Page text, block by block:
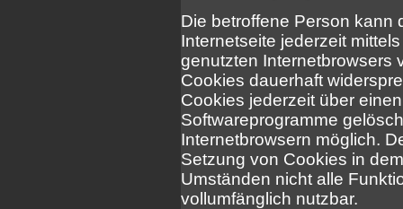
Die betroffene Person kann
Internetseite jederzeit
genutzten Internetbrowsers
Cookies dauerhaft
Cookies jederzeit über
Softwareprogramme
Internetbrowsern möglich.
Setzung von Cookies in
Umständen nicht alle
vollumfänglich nutzbar.